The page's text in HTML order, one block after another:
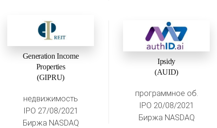
Generation Income
Properties
(GIPRU)
недвижимость
IPO 27/08/2021
Биржа NASDAQ
Ipsidy
(AUID)
программное об.
IPO 20/08/2021
Биржа NASDAQ